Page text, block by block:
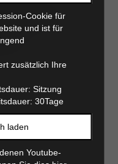
Cookie für
und ist für
zusätzlich Ihre
Sitzung
30Tage
laden
Youtube-
für
essentielle